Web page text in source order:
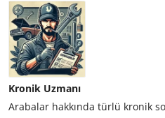
Kronik Uzmanı
Arabalar hakkında türlü kronik